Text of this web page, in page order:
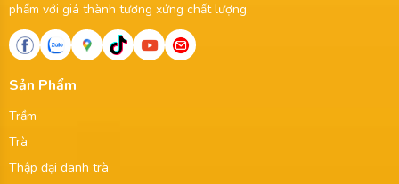
phẩm với giá thành tương xứng chất lượng.
Sản Phẩm
Trầm
Trà
Thập đại danh trà